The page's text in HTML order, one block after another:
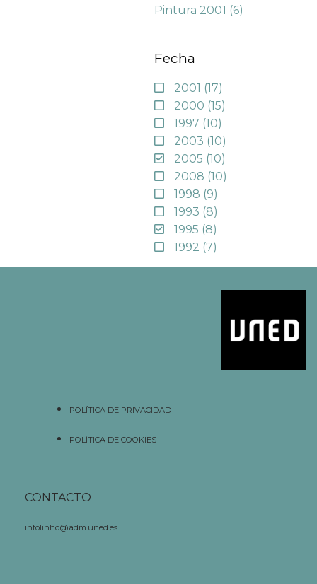
Pintura 2001 (6)
Fecha
2001 (17)
2000 (15)
1997 (10)
2003 (10)
2005 (10)
2008 (10)
1998 (9)
1993 (8)
1995 (8)
1992 (7)
POLÍTICA DE PRIVACIDAD
POLÍTICA DE COOKIES
CONTACTO
infolinhd@adm.uned.es